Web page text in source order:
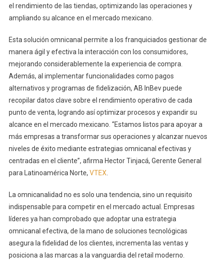
el rendimiento de las tiendas, optimizando las operaciones y
ampliando su alcance en el mercado mexicano.
Esta solución omnicanal permite a los franquiciados gestionar de
manera ágil y efectiva la interacción con los consumidores,
mejorando considerablemente la experiencia de compra.
Además, al implementar funcionalidades como pagos
alternativos y programas de fidelización, AB InBev puede
recopilar datos clave sobre el rendimiento operativo de cada
punto de venta, logrando así optimizar procesos y expandir su
alcance en el mercado mexicano. “Estamos listos para apoyar a
más empresas a transformar sus operaciones y alcanzar nuevos
niveles de éxito mediante estrategias omnicanal efectivas y
centradas en el cliente”, afirma Hector Tinjacá, Gerente General
para Latinoamérica Norte, VTEX.
La omnicanalidad no es solo una tendencia, sino un requisito
indispensable para competir en el mercado actual. Empresas
líderes ya han comprobado que adoptar una estrategia
omnicanal efectiva, de la mano de soluciones tecnológicas
asegura la fidelidad de los clientes, incrementa las ventas y
posiciona a las marcas a la vanguardia del retail moderno.